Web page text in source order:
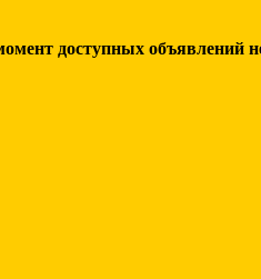
доступных объявлений